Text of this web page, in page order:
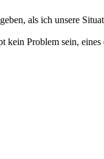
als ich unsere
Problem sein,